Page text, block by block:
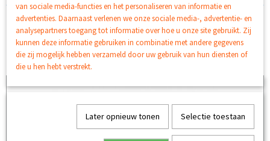
Ook interessant
van sociale media-functies en het personaliseren van informatie en
advertenties. Daarnaast verlenen we onze sociale media-, advertentie- en
analysepartners toegang tot informatie over hoe u onze site gebruikt. Zij
kunnen deze informatie gebruiken in combinatie met andere gegevens
die zij mogelijk hebben verzameld door uw gebruik van hun diensten of
die u hen hebt verstrekt.
Later opnieuw tonen Selectie toestaan